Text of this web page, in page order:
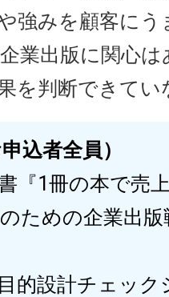
強みを顧客に
業出版に関心
を判断できてい
込者全員）
『1冊の本で売
ための企業出
的設計チェック